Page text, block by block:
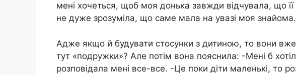
мені хочеться, щоб моя донька завжди відчувала, що
не дуже зрозуміла, що саме мала на увазі моя знайома.
Адже якщо й будувати стосунки з дитиною, то вони
тут «подружки»? Але потім вона пояснила: -Мені б
розповідала мені все-все. -Це поки діти маленькі, то